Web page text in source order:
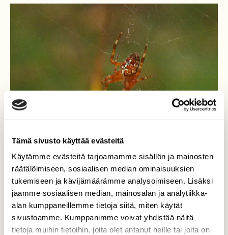
Tämä sivusto käyttää evästeitä
Käytämme evästeitä tarjoamamme sisällön ja mainosten
räätälöimiseen, sosiaalisen median ominaisuuksien
tukemiseen ja kävijämäärämme analysoimiseen. Lisäksi
jaamme sosiaalisen median, mainosalan ja analytiikka-
alan kumppaneillemme tietoja siitä, miten käytät
sivustoamme. Kumppanimme voivat yhdistää näitä
tietoja muihin tietoihin, joita olet antanut heille tai joita on
Ristihämähäkki.
Suon laidalla oli auringonvalossa hehkuvana
tämä hämppäri jolla oli "nimikin" selässään.